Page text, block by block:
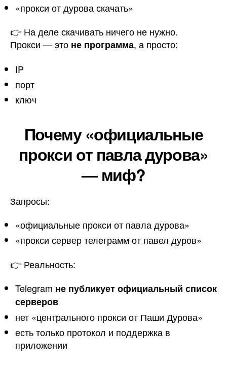
«прокси от дурова скачать»
👉 На деле скачивать ничего не нужно.
Прокси — это не программа, а просто:
IP
порт
ключ
Почему «официальные
прокси от павла дурова»
— миф?
Запросы:
«официальные прокси от павла дурова»
«прокси сервер телеграмм от павел дуров»
👉 Реальность:
Telegram не публикует официальный список
серверов
нет «центрального прокси от Паши Дурова»
есть только протокол и поддержка в
приложении